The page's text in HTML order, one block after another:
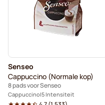
Senseo
Cappuccino (Normale kop)
8 pads voor Senseo
Cappuccino 5 Intensiteit